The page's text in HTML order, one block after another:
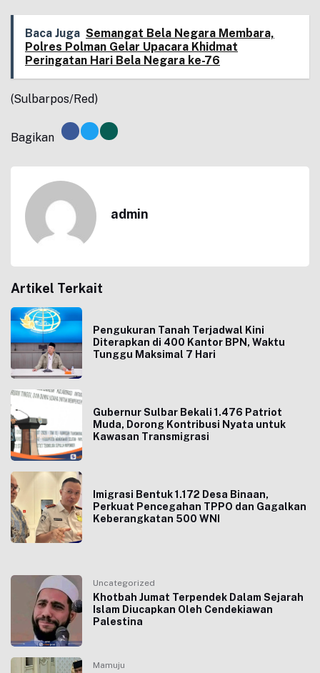
Baca Juga Semangat Bela Negara Membara,
Polres Polman Gelar Upacara Khidmat
Peringatan Hari Bela Negara ke-76
(Sulbarpos/Red)
Bagikan
admin
Artikel Terkait
Pengukuran Tanah Terjadwal Kini
Diterapkan di 400 Kantor BPN, Waktu
Tunggu Maksimal 7 Hari
Gubernur Sulbar Bekali 1.476 Patriot
Muda, Dorong Kontribusi Nyata untuk
Kawasan Transmigrasi
Imigrasi Bentuk 1.172 Desa Binaan,
Perkuat Pencegahan TPPO dan Gagalkan
Keberangkatan 500 WNI
Uncategorized
Khotbah Jumat Terpendek Dalam Sejarah
Islam Diucapkan Oleh Cendekiawan
Palestina
Mamuju